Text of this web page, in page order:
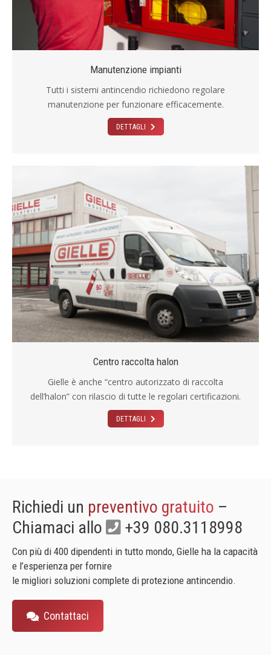
Manutenzione impianti
Tutti i sistemi antincendio richiedono regolare
manutenzione per funzionare efficacemente.
DETTAGLI
Centro raccolta halon
Gielle è anche “centro autorizzato di raccolta
dell’halon” con rilascio di tutte le regolari certificazioni.
DETTAGLI
Richiedi un preventivo gratuito –
Chiamaci allo
+39 080.3118998
Con più di 400 dipendenti in tutto mondo, Gielle ha la capacità
e l’esperienza per fornire
le migliori soluzioni complete di protezione antincendio.
Contattaci